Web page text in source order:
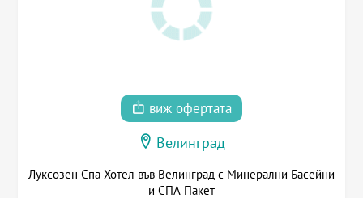
виж офертата
Велинград
Луксозен Спа Хотел във Велинград с Минерални Басейни
и СПА Пакет